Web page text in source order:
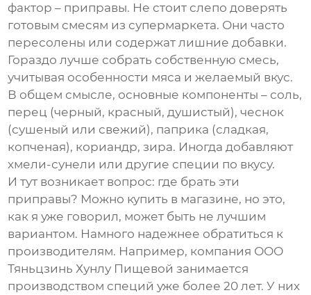
фактор – приправы. Не стоит слепо доверять
готовым смесям из супермаркета. Они часто
пересолены или содержат лишние добавки.
Гораздо лучше собрать собственную смесь,
учитывая особенности мяса и желаемый вкус.
В общем смысле, основные компоненты – соль,
перец (черный, красный, душистый), чеснок
(сушеный или свежий), паприка (сладкая,
копченая), кориандр, зира. Иногда добавляют
хмели-сунели или другие специи по вкусу.
И тут возникает вопрос: где брать эти
приправы? Можно купить в магазине, но это,
как я уже говорил, может быть не лучшим
вариантом. Намного надежнее обратиться к
производителям. Например, компания ООО
Тяньцзинь Хунлу Пищевой занимается
производством специй уже более 20 лет. У них